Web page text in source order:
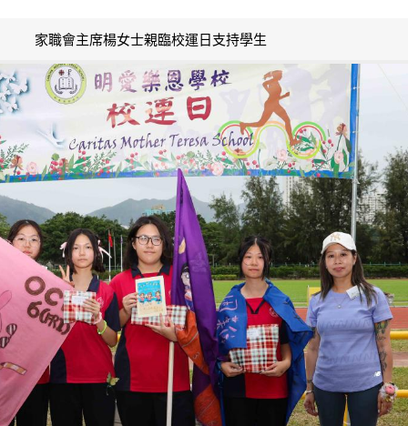
家職會主席楊女士親臨校運日支持學生